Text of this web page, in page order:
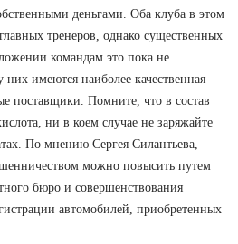
деньгами. Оба клуба в этом
тренеров, однако существенных
командам это пока не
имеются наиболее качественная
поставщики. Помните, что в состав
ни в коем случае не заряжайте
По мнению Сергея Силантьева,
можно повысить путем
бюро и совершенствования
автомобилей, приобретенных